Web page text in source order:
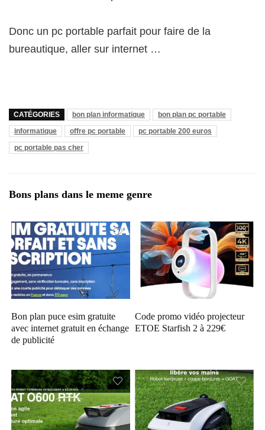
Donc un pc portable parfait pour faire de la
bureautique, aller sur internet …
CATÉGORIES bon plan informatique
bon plan pc portable
informatique
offre pc portable
pc portable 200 euros
pc portable pas cher
Bons plans dans le meme genre
Bon plan puce esim gratuite
avec internet gratuit en échange
de publicité
Code promo vidéo projecteur
ETOE Starfish 2 à 229€